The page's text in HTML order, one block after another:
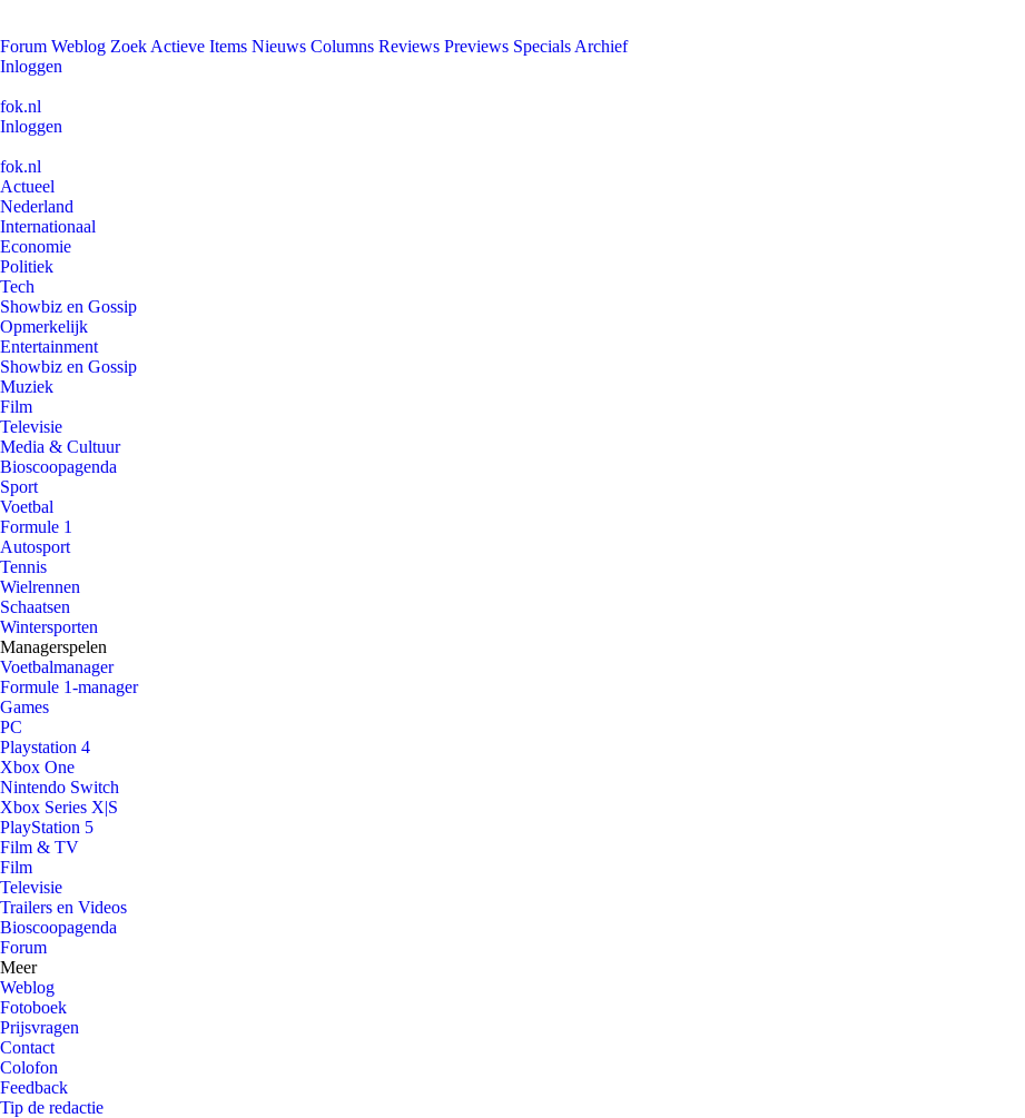
Forum Weblog Zoek Actieve Items Nieuws Columns Reviews Previews Specials Archief
Inloggen
fok.nl
Inloggen
fok.nl
Actueel
Nederland
Internationaal
Economie
Politiek
Tech
Showbiz en Gossip
Opmerkelijk
Entertainment
Showbiz en Gossip
Muziek
Film
Televisie
Media & Cultuur
Bioscoopagenda
Sport
Voetbal
Formule 1
Autosport
Tennis
Wielrennen
Schaatsen
Wintersporten
Managerspelen
Voetbalmanager
Formule 1-manager
Games
PC
Playstation 4
Xbox One
Nintendo Switch
Xbox Series X|S
PlayStation 5
Film & TV
Film
Televisie
Trailers en Videos
Bioscoopagenda
Forum
Meer
Weblog
Fotoboek
Prijsvragen
Contact
Colofon
Feedback
Tip de redactie